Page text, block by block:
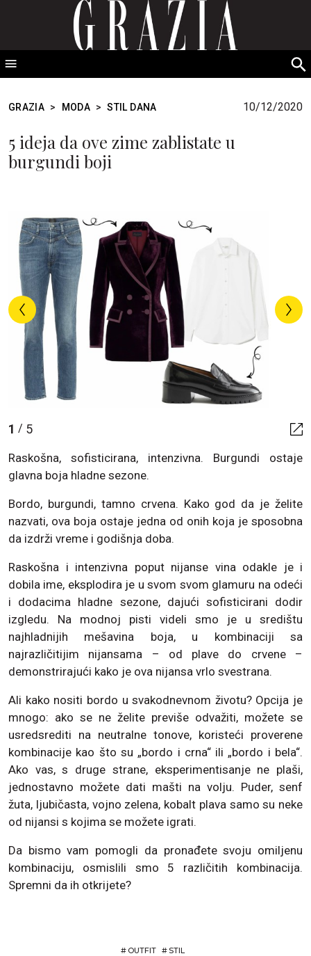
GRAZIA Srbija
GRAZIA > MODA > STIL DANA 10/12/2020
5 ideja da ove zime zablistate u
burgundi boji
1 / 5
Raskošna, sofisticirana, intenzivna. Burgundi ostaje
glavna boja hladne sezone.
Bordo, burgundi, tamno crvena. Kako god da je želite
nazvati, ova boja ostaje jedna od onih koja je sposobna
da izdrži vreme i godišnja doba.
Raskošna i intenzivna poput nijanse vina odakle je i
dobila ime, eksplodira je u svom svom glamuru na odeći
i dodacima hladne sezone, dajući sofisticirani dodir
izgledu. Na modnoj pisti videli smo je u središtu
najhladnijih mešavina boja, u kombinaciji sa
najrazličitijim nijansama – od plave do crvene –
demonstrirajući kako je ova nijansa vrlo svestrana.
Ali kako nositi bordo u svakodnevnom životu? Opcija je
mnogo: ako se ne želite previše odvažiti, možete se
usredsrediti na neutralne tonove, koristeći proverene
kombinacije kao što su „bordo i crna“ ili „bordo i bela“.
Ako vas, s druge strane, eksperimentisanje ne plaši,
jednostavno možete dati mašti na volju. Puder, senf
žuta, ljubičasta, vojno zelena, kobalt plava samo su neke
od nijansi s kojima se možete igrati.
Da bismo vam pomogli da pronađete svoju omiljenu
kombinaciju, osmislili smo 5 različitih kombinacija.
Spremni da ih otkrijete?
# OUTFIT # STIL